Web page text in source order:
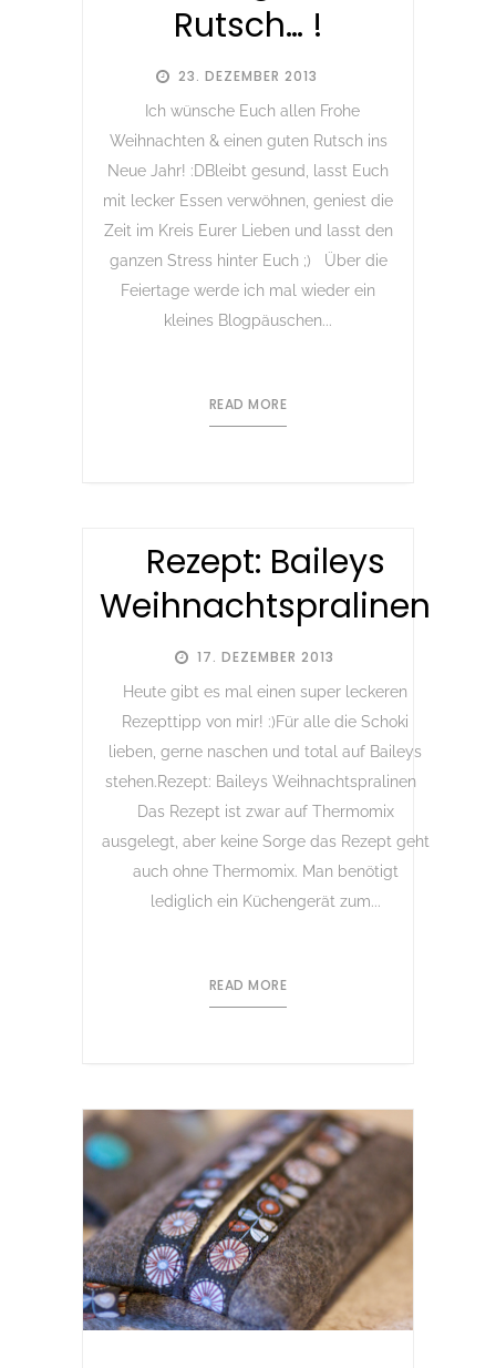
23. DEZEMBER 2013
Rutsch… !
Ich wünsche Euch allen Frohe
Weihnachten & einen guten Rutsch ins
Neue Jahr! :DBleibt gesund, lasst Euch
mit lecker Essen verwöhnen, geniest die
Zeit im Kreis Eurer Lieben und lasst den
ganzen Stress hinter Euch ;) Über die
Feiertage werde ich mal wieder ein
kleines Blogpäuschen...
READ MORE
17. DEZEMBER 2013
Rezept: Baileys
Weihnachtspralinen
Heute gibt es mal einen super leckeren
Rezepttipp von mir! :)Für alle die Schoki
lieben, gerne naschen und total auf Baileys
stehen.Rezept: Baileys Weihnachtspralinen
Das Rezept ist zwar auf Thermomix
ausgelegt, aber keine Sorge das Rezept geht
auch ohne Thermomix. Man benötigt
lediglich ein Küchengerät zum...
READ MORE